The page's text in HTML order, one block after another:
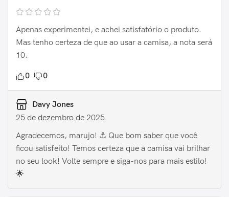
Apenas experimentei, e achei satisfatório o produto.
Mas tenho certeza de que ao usar a camisa, a nota será
10.
0 0
Davy Jones
25 de dezembro de 2025
Agradecemos, marujo! ⚓️ Que bom saber que você
ficou satisfeito! Temos certeza que a camisa vai brilhar
no seu look! Volte sempre e siga-nos para mais estilo!
🌟